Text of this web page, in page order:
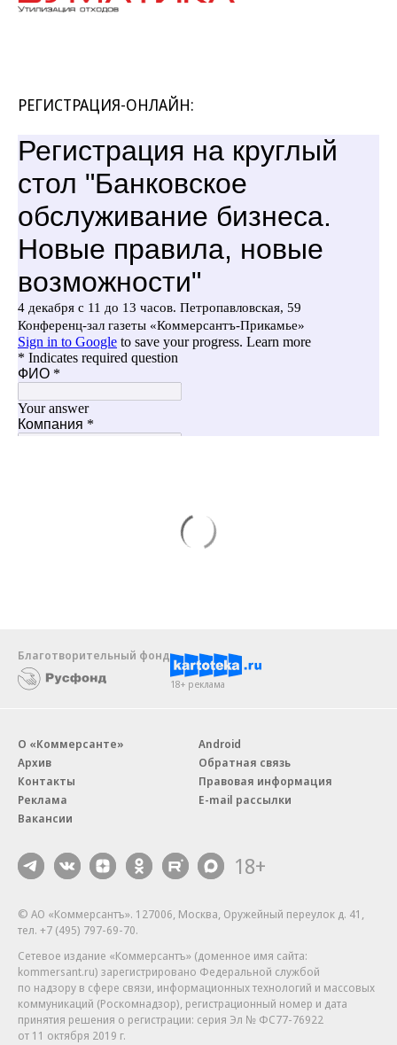
РЕГИСТРАЦИЯ-ОНЛАЙН:
Благотворительный фонд
18+ реклама
О «Коммерсанте»
Архив
Контакты
Реклама
Вакансии
Android
Обратная связь
Правовая информация
E-mail рассылки
18+
© АО «Коммерсантъ». 127006, Москва, Оружейный переулок д. 41,
тел. +7 (495) 797-69-70.
Сетевое издание «Коммерсантъ» (доменное имя сайта:
kommersant.ru) зарегистрировано Федеральной службой
по надзору в сфере связи, информационных технологий и массовых
коммуникаций (Роскомнадзор), регистрационный номер и дата
принятия решения о регистрации: серия Эл № ФС77-76922
от 11 октября 2019 г.